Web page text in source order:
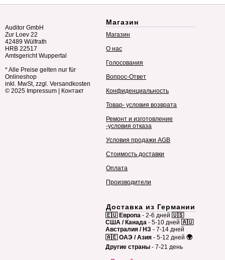
Auditor GmbH
Zur Loev 22
42489 Wülfrath
HRB 22517
Amtsgericht Wuppertal
* Alle Preise gelten nur für
Onlineshop
inkl. MwSt, zzgl. Versandkosten
© 2025 Impressum Контакт
Магазин
Магазин
О нас
Голосования
Вопрос-Ответ
Конфиденциальность
Товар- условия возврата
Ремонт и изготовление
-условия отказа
Условия продажи AGB
Стоимость доставки
Оплата
Производители
Доставка из Германии
🇪🇺 Европа - 2-6 дней 🇺🇸
США / Канада - 5-10 дней 🇦🇺
Австралия / НЗ - 7-14 дней
🇦🇪 ОАЭ / Азия - 5-12 дней 🌍
Другие страны - 7-21 день